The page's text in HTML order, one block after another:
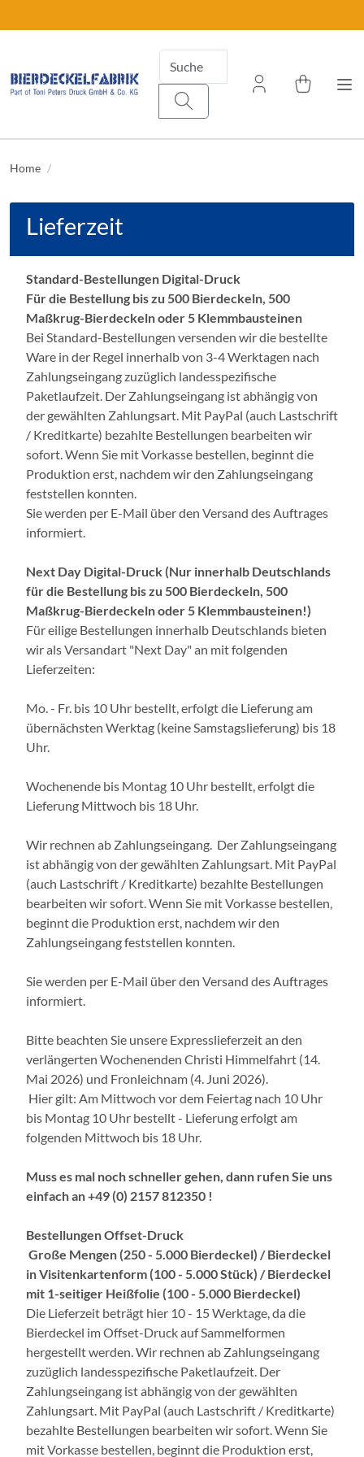
Home
Lieferzeit
Standard-Bestellungen Digital-Druck
Für die Bestellung bis zu 500 Bierdeckeln, 500
Maßkrug-Bierdeckeln oder 5 Klemmbausteinen
Bei Standard-Bestellungen versenden wir die bestellte
Ware in der Regel innerhalb von 3-4 Werktagen nach
Zahlungseingang zuzüglich landesspezifische
Paketlaufzeit. Der Zahlungseingang ist abhängig von
der gewählten Zahlungsart. Mit PayPal (auch Lastschrift
/ Kreditkarte) bezahlte Bestellungen bearbeiten wir
sofort. Wenn Sie mit Vorkasse bestellen, beginnt die
Produktion erst, nachdem wir den Zahlungseingang
feststellen konnten.
Sie werden per E-Mail über den Versand des Auftrages
informiert.
Next Day Digital-Druck (Nur innerhalb Deutschlands
für die Bestellung bis zu 500 Bierdeckeln, 500
Maßkrug-Bierdeckeln oder 5 Klemmbausteinen!)
Für eilige Bestellungen innerhalb Deutschlands bieten
wir als Versandart "Next Day" an mit folgenden
Lieferzeiten:
Mo. - Fr. bis 10 Uhr bestellt, erfolgt die Lieferung am
übernächsten Werktag (keine Samstagslieferung) bis 18
Uhr.
Wochenende bis Montag 10 Uhr bestellt, erfolgt die
Lieferung Mittwoch bis 18 Uhr.
Wir rechnen ab Zahlungseingang. Der Zahlungseingang
ist abhängig von der gewählten Zahlungsart. Mit PayPal
(auch Lastschrift / Kreditkarte) bezahlte Bestellungen
bearbeiten wir sofort. Wenn Sie mit Vorkasse bestellen,
beginnt die Produktion erst, nachdem wir den
Zahlungseingang feststellen konnten.
Sie werden per E-Mail über den Versand des Auftrages
informiert.
Bitte beachten Sie unsere Expresslieferzeit an den
verlängerten Wochenenden Christi Himmelfahrt (14.
Mai 2026) und Fronleichnam (4. Juni 2026).
Hier gilt: Am Mittwoch vor dem Feiertag nach 10 Uhr
bis Montag 10 Uhr bestellt - Lieferung erfolgt am
folgenden Mittwoch bis 18 Uhr.
Muss es mal noch schneller gehen, dann rufen Sie uns
einfach an +49 (0) 2157 812350 !
Bestellungen Offset-Druck
Große Mengen (250 - 5.000 Bierdeckel) / Bierdeckel
in Visitenkartenform (100 - 5.000 Stück) / Bierdeckel
mit 1-seitiger Heißfolie (100 - 5.000 Bierdeckel)
Die Lieferzeit beträgt hier 10 - 15 Werktage, da die
Bierdeckel im Offset-Druck auf Sammelformen
hergestellt werden. Wir rechnen ab Zahlungseingang
zuzüglich landesspezifische Paketlaufzeit. Der
Zahlungseingang ist abhängig von der gewählten
Zahlungsart. Mit PayPal (auch Lastschrift / Kreditkarte)
bezahlte Bestellungen bearbeiten wir sofort. Wenn Sie
mit Vorkasse bestellen, beginnt die Produktion erst,